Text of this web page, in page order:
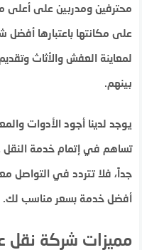
محترفين ومدربين على
على مكانتها باعتبارها
لمعاينة العفش والأثاث
بينهم.
يوجد لدينا أجود الأدوات
تساهم في إتمام خدمة
جداً، فلا تتردد في
أفضل خدمة بسعر مناسب لك.
مميزات شركة نقل